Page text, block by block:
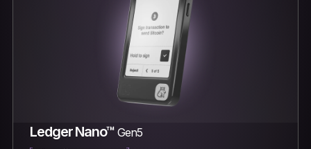
Ledger Nano™ Gen5